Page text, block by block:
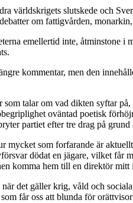
världskrigets slutskede och
om fattigvården,
emellertid inte, åtminstone
kommentar, men den
som talar om vad dikten syftar
oväntad poetisk
partiet efter tre drag på
mycket som forfarande är
dödat en jägare, vilket får
komma hem till en direktör
det gäller krig, våld och
får oss att blunda för